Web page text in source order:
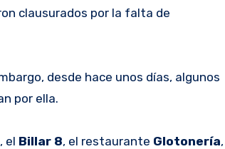
clausurados por la falta de
desde hace unos días, algunos
por ella.
, el Billar 8, el restaurante Glotonería,